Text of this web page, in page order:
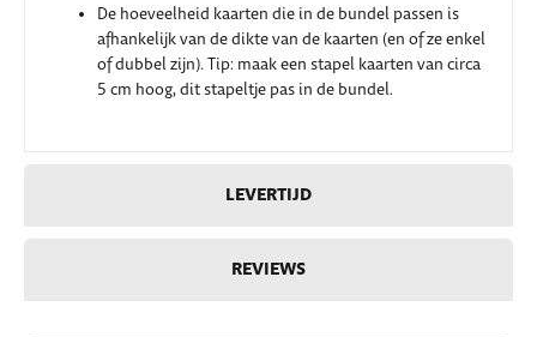
LEVERTIJD
REVIEWS
De hoeveelheid kaarten die in de bundel passen is
afhankelijk van de dikte van de kaarten (en of ze enkel
of dubbel zijn). Tip: maak een stapel kaarten van circa
5 cm hoog, dit stapeltje pas in de bundel.